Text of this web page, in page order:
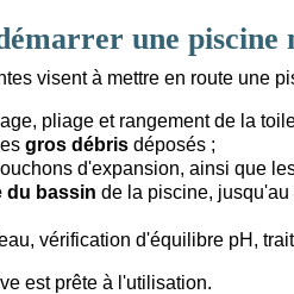
une piscine
visent à mettre en route une
pliage et rangement de la
gros débris déposés ;
d'expansion, ainsi que
du bassin de la piscine,
vérification d'équilibre pH,
est prête à l'utilisation.